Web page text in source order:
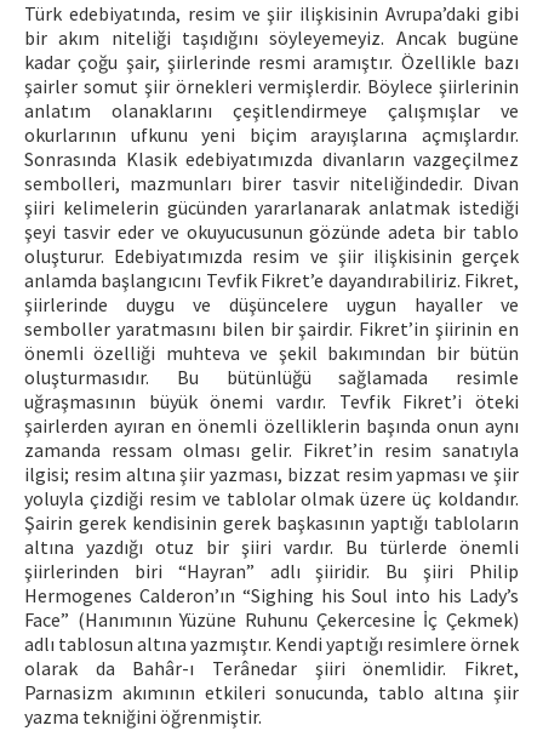
Türk edebiyatında, resim ve şiir ilişkisinin Avrupa’daki gibi
bir akım niteliği taşıdığını söyleyemeyiz. Ancak bugüne
kadar çoğu şair, şiirlerinde resmi aramıştır. Özellikle bazı
şairler somut şiir örnekleri vermişlerdir. Böylece şiirlerinin
anlatım olanaklarını çeşitlendirmeye çalışmışlar ve
okurlarının ufkunu yeni biçim arayışlarına açmışlardır.
Sonrasında Klasik edebiyatımızda divanların vazgeçilmez
sembolleri, mazmunları birer tasvir niteliğindedir. Divan
şiiri kelimelerin gücünden yararlanarak anlatmak istediği
şeyi tasvir eder ve okuyucusunun gözünde adeta bir tablo
oluşturur. Edebiyatımızda resim ve şiir ilişkisinin gerçek
anlamda başlangıcını Tevfik Fikret’e dayandırabiliriz. Fikret,
şiirlerinde duygu ve düşüncelere uygun hayaller ve
semboller yaratmasını bilen bir şairdir. Fikret’in şiirinin en
önemli özelliği muhteva ve şekil bakımından bir bütün
oluşturmasıdır. Bu bütünlüğü sağlamada resimle
uğraşmasının büyük önemi vardır. Tevfik Fikret’i öteki
şairlerden ayıran en önemli özelliklerin başında onun aynı
zamanda ressam olması gelir. Fikret’in resim sanatıyla
ilgisi; resim altına şiir yazması, bizzat resim yapması ve şiir
yoluyla çizdiği resim ve tablolar olmak üzere üç koldandır.
Şairin gerek kendisinin gerek başkasının yaptığı tabloların
altına yazdığı otuz bir şiiri vardır. Bu türlerde önemli
şiirlerinden biri “Hayran” adlı şiiridir. Bu şiiri Philip
Hermogenes Calderon’ın “Sighing his Soul into his Lady’s
Face” (Hanımının Yüzüne Ruhunu Çekercesine İç Çekmek)
adlı tablosun altına yazmıştır. Kendi yaptığı resimlere örnek
olarak da Bahâr-ı Terânedar şiiri önemlidir. Fikret,
Parnasizm akımının etkileri sonucunda, tablo altına şiir
yazma tekniğini öğrenmiştir.